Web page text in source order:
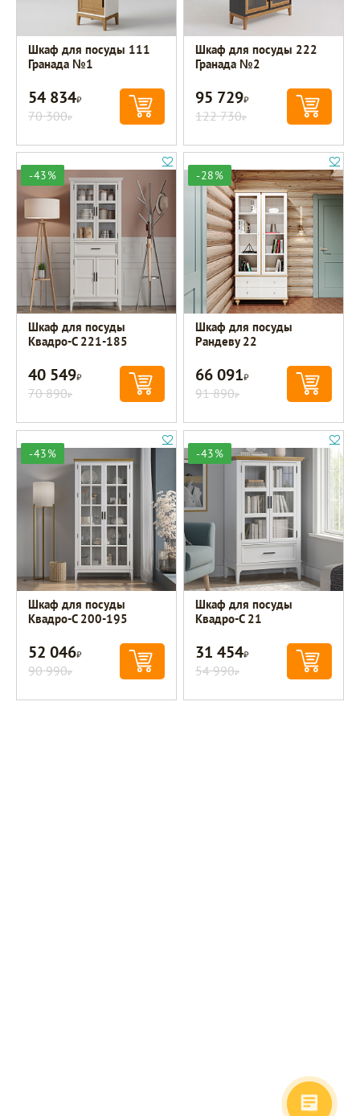
Шкаф для посуды 111
Гранада №1
54 834Р
70 300Р
Шкаф для посуды 222
Гранада №2
95 729Р
122 730Р
-43%
Шкаф для посуды
Квадро-С 221-185
40 549Р
70 890Р
-28%
Шкаф для посуды
Рандеву 22
66 091Р
91 890Р
-43%
Шкаф для посуды
Квадро-С 200-195
52 046Р
90 990Р
-43%
Шкаф для посуды
Квадро-С 21
31 454Р
54 990Р